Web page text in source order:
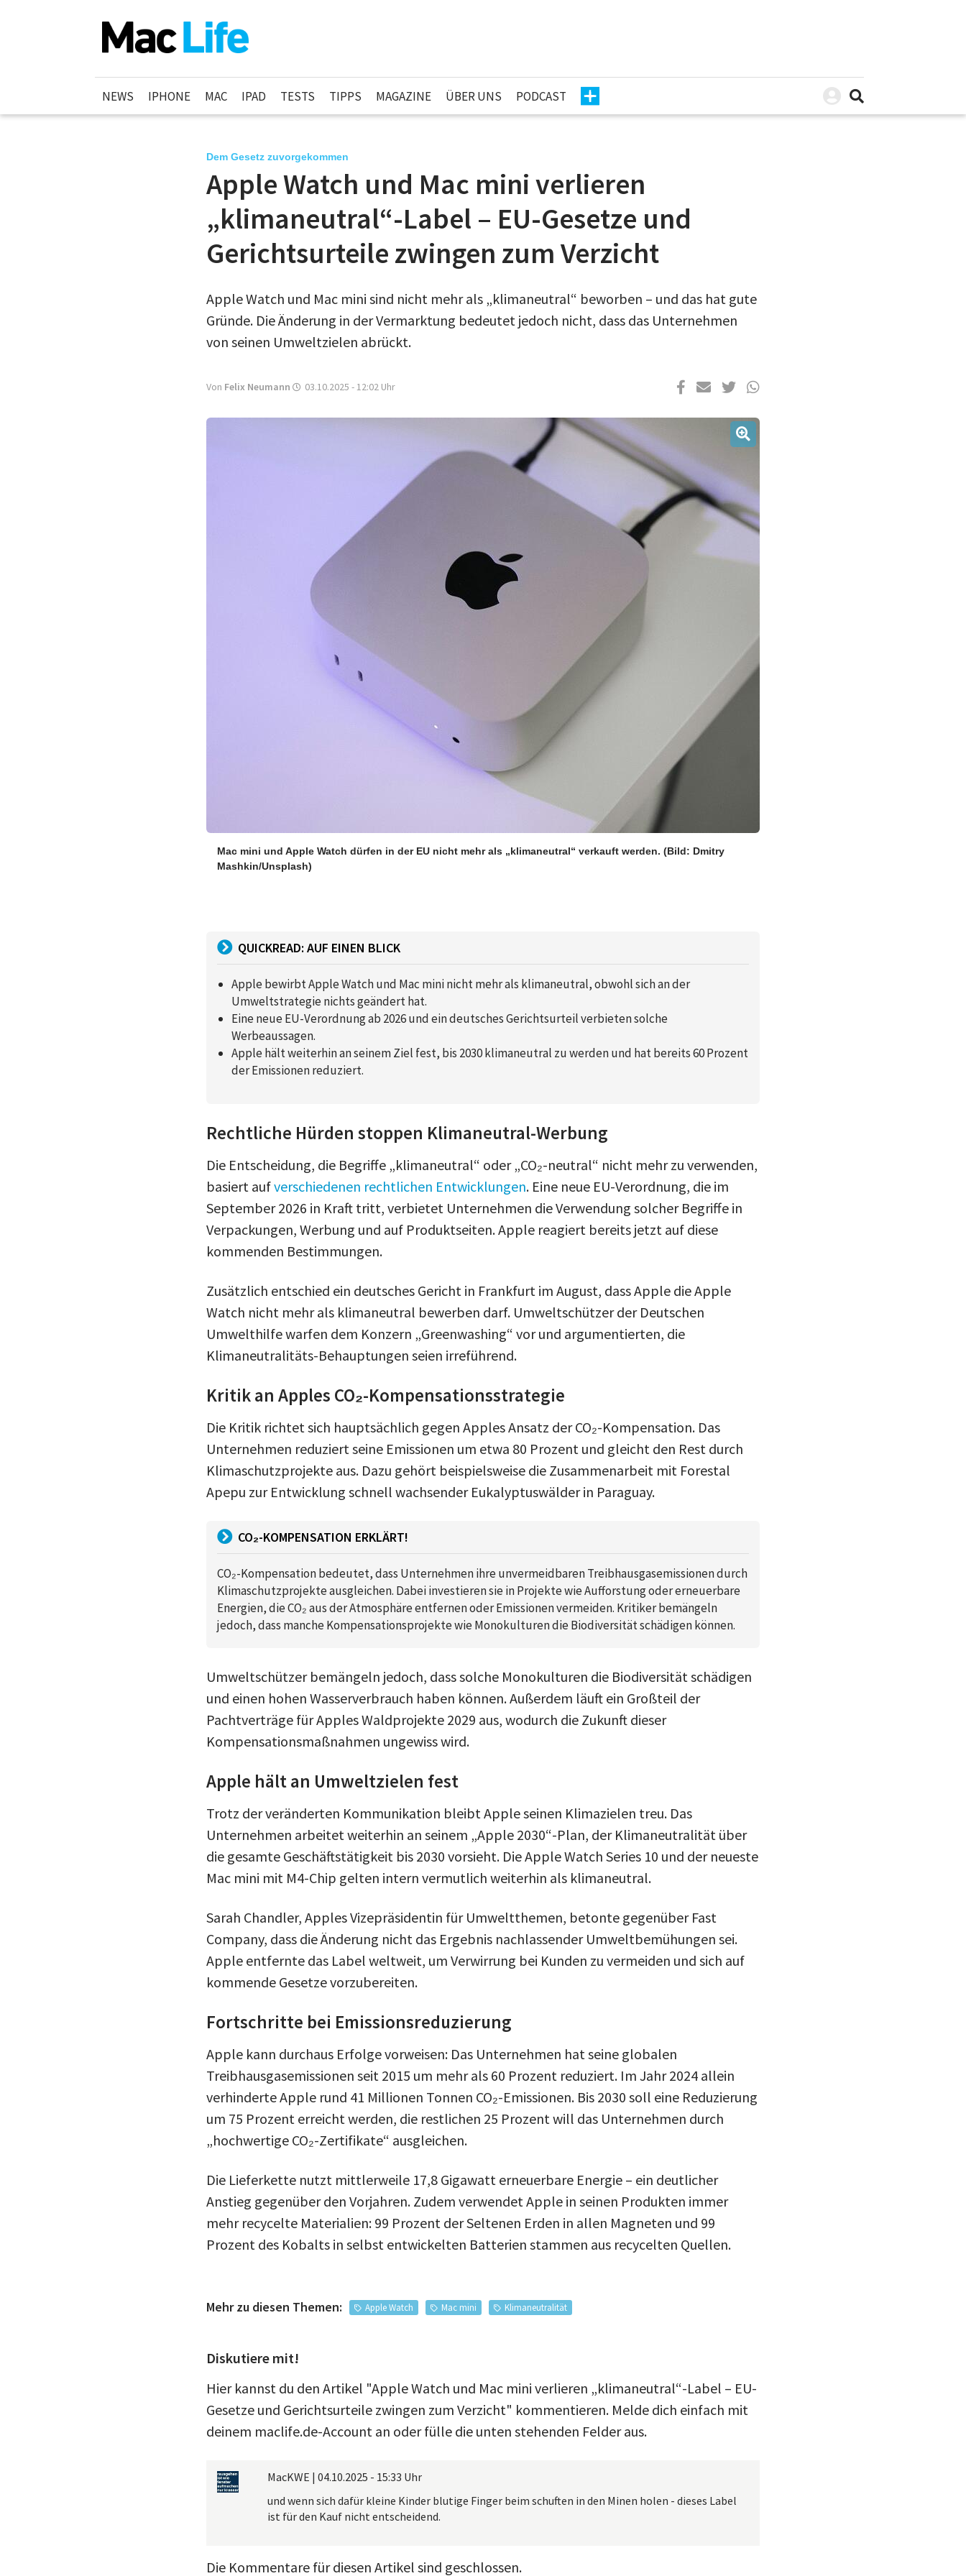
NEWS IPHONE MAC IPAD TESTS TIPPS MAGAZINE ÜBER UNS PODCAST
Dem Gesetz zuvorgekommen
Apple Watch und Mac mini verlieren
„klimaneutral“-Label – EU-Gesetze und
Gerichtsurteile zwingen zum Verzicht
Apple Watch und Mac mini sind nicht mehr als „klimaneutral“ beworben – und das hat gute
Gründe. Die Änderung in der Vermarktung bedeutet jedoch nicht, dass das Unternehmen
von seinen Umweltzielen abrückt.
Von Felix Neumann 03.10.2025 - 12:02 Uhr
Mac mini und Apple Watch dürfen in der EU nicht mehr als „klimaneutral“ verkauft werden. (Bild: Dmitry
Mashkin/Unsplash)
QUICKREAD: AUF EINEN BLICK
Apple bewirbt Apple Watch und Mac mini nicht mehr als klimaneutral, obwohl sich an der
Umweltstrategie nichts geändert hat.
Eine neue EU-Verordnung ab 2026 und ein deutsches Gerichtsurteil verbieten solche
Werbeaussagen.
Apple hält weiterhin an seinem Ziel fest, bis 2030 klimaneutral zu werden und hat bereits 60 Prozent
der Emissionen reduziert.
Rechtliche Hürden stoppen Klimaneutral-Werbung
Die Entscheidung, die Begriffe „klimaneutral“ oder „CO₂-neutral“ nicht mehr zu verwenden,
basiert aufverschiedenen rechtlichen Entwicklungen. Eine neue EU-Verordnung, die im
September 2026 in Kraft tritt, verbietet Unternehmen die Verwendung solcher Begriffe in
Verpackungen, Werbung und auf Produktseiten. Apple reagiert bereits jetzt auf diese
kommenden Bestimmungen.
Zusätzlich entschied ein deutsches Gericht in Frankfurt im August, dass Apple die Apple
Watch nicht mehr als klimaneutral bewerben darf. Umweltschützer der Deutschen
Umwelthilfe warfen dem Konzern „Greenwashing“ vor und argumentierten, die
Klimaneutralitäts-Behauptungen seien irreführend.
Kritik an Apples CO₂-Kompensationsstrategie
Die Kritik richtet sich hauptsächlich gegen Apples Ansatz der CO₂-Kompensation. Das
Unternehmen reduziert seine Emissionen um etwa 80 Prozent und gleicht den Rest durch
Klimaschutzprojekte aus. Dazu gehört beispielsweise die Zusammenarbeit mit Forestal
Apepu zur Entwicklung schnell wachsender Eukalyptuswälder in Paraguay.
CO₂-KOMPENSATION ERKLÄRT!
CO₂-Kompensation bedeutet, dass Unternehmen ihre unvermeidbaren Treibhausgasemissionen durch
Klimaschutzprojekte ausgleichen. Dabei investieren sie in Projekte wie Aufforstung oder erneuerbare
Energien, die CO₂ aus der Atmosphäre entfernen oder Emissionen vermeiden. Kritiker bemängeln
jedoch, dass manche Kompensationsprojekte wie Monokulturen die Biodiversität schädigen können.
Umweltschützer bemängeln jedoch, dass solche Monokulturen die Biodiversität schädigen
und einen hohen Wasserverbrauch haben können. Außerdem läuft ein Großteil der
Pachtverträge für Apples Waldprojekte 2029 aus, wodurch die Zukunft dieser
Kompensationsmaßnahmen ungewiss wird.
Apple hält an Umweltzielen fest
Trotz der veränderten Kommunikation bleibt Apple seinen Klimazielen treu. Das
Unternehmen arbeitet weiterhin an seinem „Apple 2030“-Plan, der Klimaneutralität über
die gesamte Geschäftstätigkeit bis 2030 vorsieht. Die Apple Watch Series 10 und der neueste
Mac mini mit M4-Chip gelten intern vermutlich weiterhin als klimaneutral.
Sarah Chandler, Apples Vizepräsidentin für Umweltthemen, betonte gegenüber Fast
Company, dass die Änderung nicht das Ergebnis nachlassender Umweltbemühungen sei.
Apple entfernte das Label weltweit, um Verwirrung bei Kunden zu vermeiden und sich auf
kommende Gesetze vorzubereiten.
Fortschritte bei Emissionsreduzierung
Apple kann durchaus Erfolge vorweisen: Das Unternehmen hat seine globalen
Treibhausgasemissionen seit 2015 um mehr als 60 Prozent reduziert. Im Jahr 2024 allein
verhinderte Apple rund 41 Millionen Tonnen CO₂-Emissionen. Bis 2030 soll eine Reduzierung
um 75 Prozent erreicht werden, die restlichen 25 Prozent will das Unternehmen durch
„hochwertige CO₂-Zertifikate“ ausgleichen.
Die Lieferkette nutzt mittlerweile 17,8 Gigawatt erneuerbare Energie – ein deutlicher
Anstieg gegenüber den Vorjahren. Zudem verwendet Apple in seinen Produkten immer
mehr recycelte Materialien: 99 Prozent der Seltenen Erden in allen Magneten und 99
Prozent des Kobalts in selbst entwickelten Batterien stammen aus recycelten Quellen.
Mehr zu diesen Themen: Apple Watch Mac mini Klimaneutralität
Diskutiere mit!
Hier kannst du den Artikel "Apple Watch und Mac mini verlieren „klimaneutral“-Label – EU-
Gesetze und Gerichtsurteile zwingen zum Verzicht" kommentieren. Melde dich einfach mit
deinem maclife.de-Account an oder fülle die unten stehenden Felder aus.
MacKWE | 04.10.2025 - 15:33 Uhr
und wenn sich dafür kleine Kinder blutige Finger beim schuften in den Minen holen - dieses Label
ist für den Kauf nicht entscheidend.
Die Kommentare für diesen Artikel sind geschlossen.